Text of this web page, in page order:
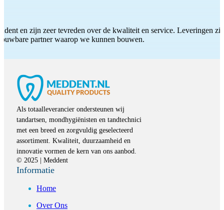
en zijn zeer tevreden over de kwaliteit en service. Leveringen
partner waarop we kunnen bouwen.
Als totaalleverancier ondersteunen wij
tandartsen, mondhygiënisten en tandtechnici
met een breed en zorgvuldig geselecteerd
assortiment. Kwaliteit, duurzaamheid en
innovatie vormen de kern van ons aanbod.
© 2025 | Meddent
Informatie
Home
Over Ons